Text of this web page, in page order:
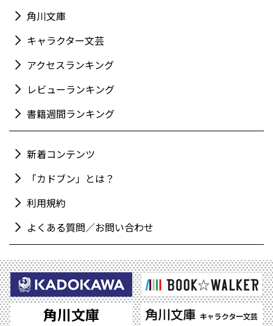
角川文庫
キャラクター文芸
アクセスランキング
レビューランキング
書籍週間ランキング
新着コンテンツ
「カドブン」とは？
利用規約
よくある質問／お問い合わせ